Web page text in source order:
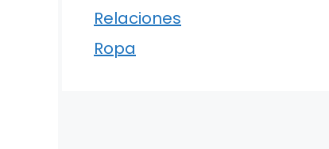
Relaciones
Ropa